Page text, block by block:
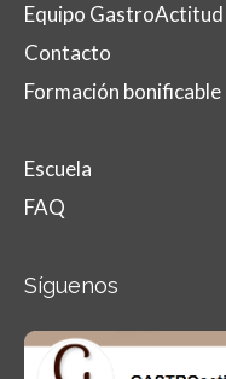
Equipo GastroActitud
Contacto
Formación bonificable
Escuela
FAQ
Síguenos